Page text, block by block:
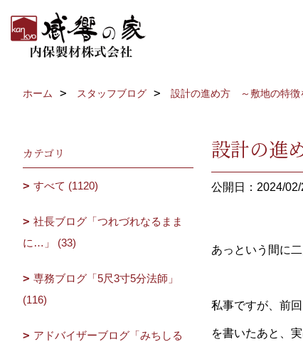
ホーム スタッフブログ 設計の進め方 ～敷地の特徴
設計の進
公開日：2024/
あっという間に
私事ですが、前
を書いたあと、
カテゴリ
すべて (1120)
社長ブログ「つれづれなるまま
に…」 (33)
専務ブログ「5尺3寸5分法師」
(116)
アドバイザーブログ「みちしる